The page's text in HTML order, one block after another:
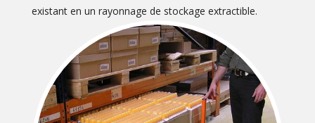
existant en un rayonnage de stockage extractible.